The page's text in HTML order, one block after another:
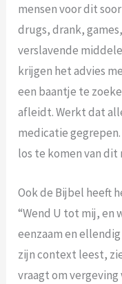
mensen voor dit
drugs, drank,
verslavende
krijgen het advies
een baantje te
afleidt. Werkt dat
medicatie
los te komen van dit
Ook de Bijbel heeft
“Wend U tot mij, en
eenzaam en ellendig
zijn context leest,
vraagt om vergeving